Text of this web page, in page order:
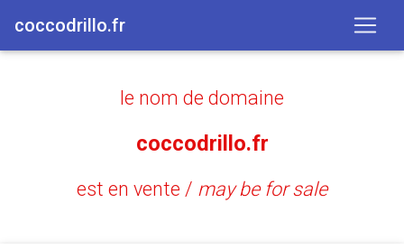
coccodrillo.fr
le nom de domaine
coccodrillo.fr
est en vente / may be for sale